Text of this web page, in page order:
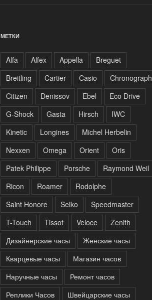
МЕТКИ
Alfa Alfex Appella
Breguet
Breitling
Cartier Casio
Chronograph
Citizen
Denissov Ebel
Eco Drive
G-Shock
Gasta Hirsch
IWC
Kinetic
Longines
Michel Herbelin
Nexxen
Omega Orient
Oris
Patek Philippe
Porsche
Raymond Weil
Ricon
Roamer
Rodolphe
Saint Honore
Seiko
Speedmaster
T-Touch
Tissot Veloce
Zenith
Дизайнерские часы
Женские часы
Кварцевые часы
Магазин часов
Наручные часы
Ремонт часов
Реплики Часов
Швейцарские часы